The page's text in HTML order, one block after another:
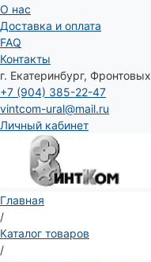
О нас
Доставка и оплата
FAQ
Контакты
г. Екатеринбург,
+7 (904) 385-22-47
vintcom-ural@mail.ru
Личный кабинет
Главная
/
Каталог товаров
/